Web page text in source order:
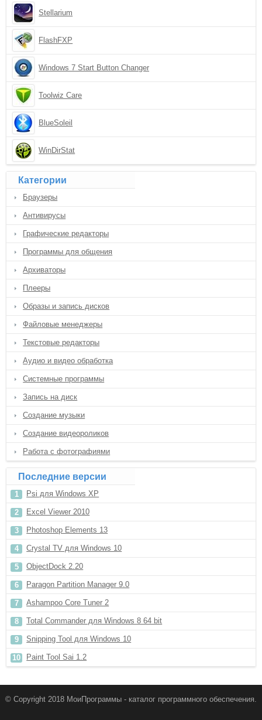
Stellarium
FlashFXP
Windows 7 Start Button Changer
Toolwiz Care
BlueSoleil
WinDirStat
Категории
Браузеры
Антивирусы
Графические редакторы
Программы для общения
Архиваторы
Плееры
Образы и запись дисков
Файловые менеджеры
Текстовые редакторы
Аудио и видео обработка
Системные программы
Запись на диск
Создание музыки
Создание видеороликов
Работа с фотографиями
Последние версии
Psi для Windows XP
Excel Viewer 2010
Photoshop Elements 13
Crystal TV для Windows 10
ObjectDock 2.20
Paragon Partition Manager 9.0
Ashampoo Core Tuner 2
Total Commander для Windows 8 64 bit
Snipping Tool для Windows 10
Paint Tool Sai 1.2
© Copyright 2018 МоиПрограммы - каталог программного обеспечения.